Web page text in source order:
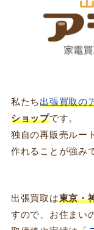
私たち出張買取の
ショップです。
独自の再販売ルー
作れることが強み
出張買取は東京・
すので、お住まい